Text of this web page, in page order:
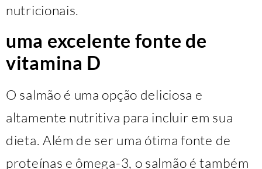
nutricionais.
uma excelente fonte de
vitamina D
O salmão é uma opção deliciosa e
altamente nutritiva para incluir em sua
dieta. Além de ser uma ótima fonte de
proteínas e ômega-3, o salmão é também